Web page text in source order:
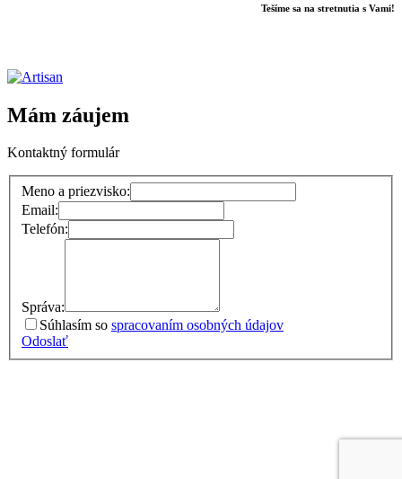
Tešíme sa na stretnutia s Vami!
Mám záujem
Kontaktný formulár
Meno a priezvisko:
Email:
Telefón:
Správa:
Súhlasím so spracovaním osobných údajov
Odoslať